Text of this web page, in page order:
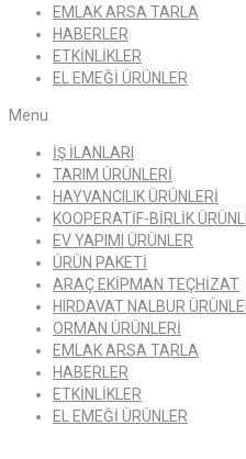
EMLAK ARSA TARLA
HABERLER
ETKİNLİKLER
EL EMEĞİ ÜRÜNLER
Menu
İŞ İLANLARI
TARIM ÜRÜNLERİ
HAYVANCILIK ÜRÜNLERİ
KOOPERATİF-BİRLİK
EV YAPIMI ÜRÜNLER
ÜRÜN PAKETİ
ARAÇ EKİPMAN TEÇHİZAT
HIRDAVAT NALBUR
ORMAN ÜRÜNLERİ
EMLAK ARSA TARLA
HABERLER
ETKİNLİKLER
EL EMEĞİ ÜRÜNLER